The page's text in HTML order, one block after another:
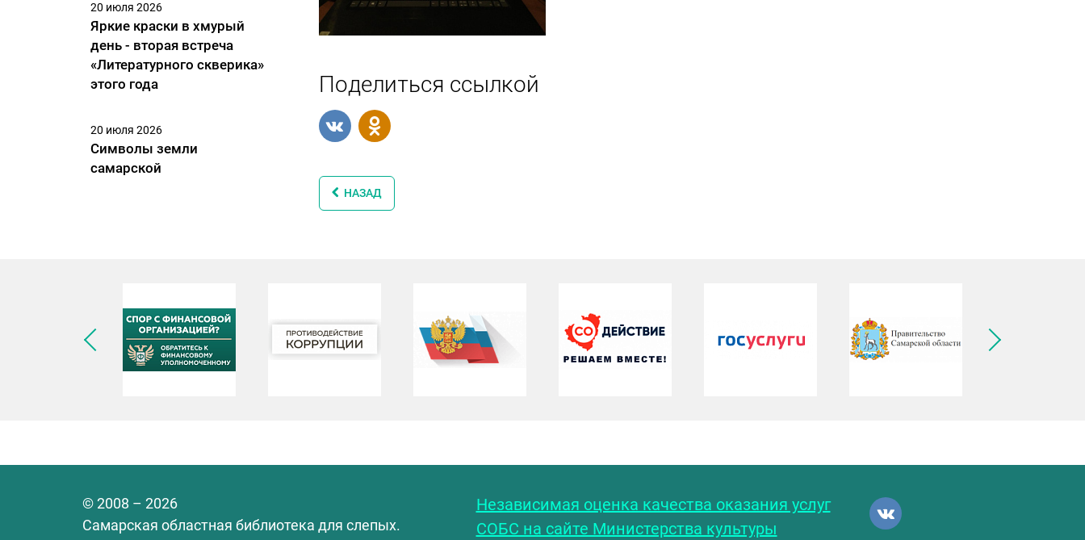
20 июля 2026
Яркие краски в хмурый
день - вторая встреча
«Литературного скверика»
этого года
20 июля 2026
Символы земли
самарской
Поделиться ссылкой
НАЗАД
Следующее изображение
© 2008 – 2026
Самарская областная библиотека для слепых.
Независимая оценка качества оказания услуг
СОБС на сайте Министерства культуры